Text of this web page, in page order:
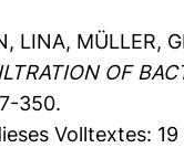
LINA, MÜLLER,
OF
350.
Volltextes: 19